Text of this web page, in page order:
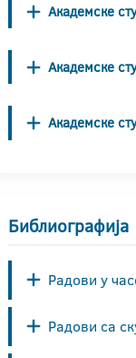
Академске
Академске
Академске
Библиографија
Радови у
Радови са